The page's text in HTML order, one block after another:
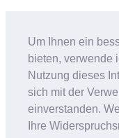
Um Ihnen ein
bieten, verwende
Nutzung dieses
sich mit der
einverstanden.
Ihre
Foto- &
Bubrowski